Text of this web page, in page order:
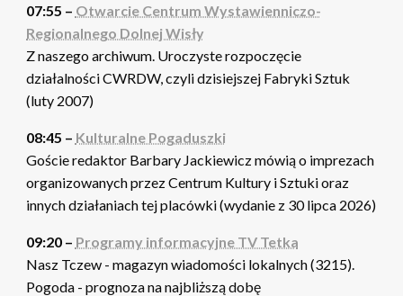
07:55 – Otwarcie Centrum Wystawienniczo-
Regionalnego Dolnej Wisły
Z naszego archiwum. Uroczyste rozpoczęcie
działalności CWRDW, czyli dzisiejszej Fabryki Sztuk
(luty 2007)
08:45 – Kulturalne Pogaduszki
Goście redaktor Barbary Jackiewicz mówią o imprezach
organizowanych przez Centrum Kultury i Sztuki oraz
innych działaniach tej placówki (wydanie z 30 lipca 2026)
09:20 – Programy informacyjne TV Tetka
Nasz Tczew - magazyn wiadomości lokalnych (3215).
Pogoda - prognoza na najbliższą dobę